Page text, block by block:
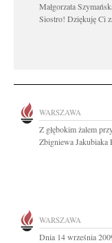
Małgorzata
Siostro! Dziękuję Ci
WARSZAWA
Z głębokim żalem
Zbigniewa Jakubiaka
WARSZAWA
Dnia 14 września